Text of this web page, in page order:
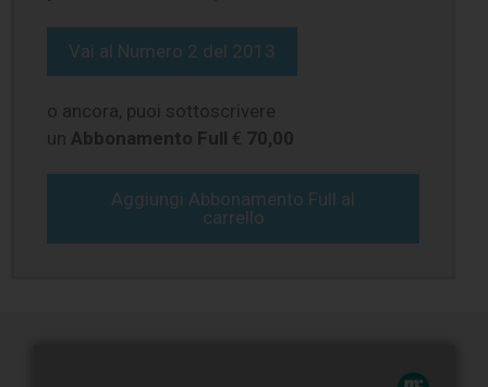
Vai al Numero 2 del 2013
o ancora, puoi sottoscrivere
un Abbonamento Full € 70,00
Aggiungi Abbonamento Full al
carrello